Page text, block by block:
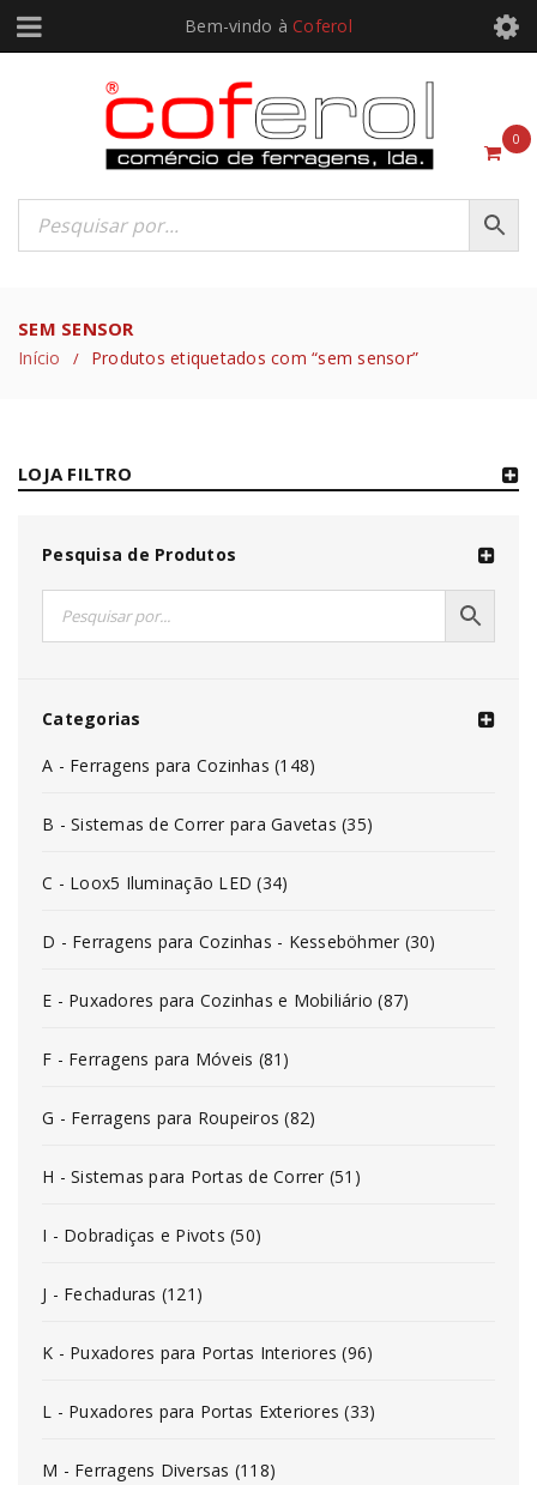
Bem-vindo à Coferol
0
SEM SENSOR
Início / Produtos etiquetados com “sem sensor”
LOJA FILTRO
Pesquisa de Produtos
Categorias
A - Ferragens para Cozinhas (148)
B - Sistemas de Correr para Gavetas (35)
C - Loox5 Iluminação LED (34)
D - Ferragens para Cozinhas - Kesseböhmer (30)
E - Puxadores para Cozinhas e Mobiliário (87)
F - Ferragens para Móveis (81)
G - Ferragens para Roupeiros (82)
H - Sistemas para Portas de Correr (51)
I - Dobradiças e Pivots (50)
J - Fechaduras (121)
K - Puxadores para Portas Interiores (96)
L - Puxadores para Portas Exteriores (33)
M - Ferragens Diversas (118)